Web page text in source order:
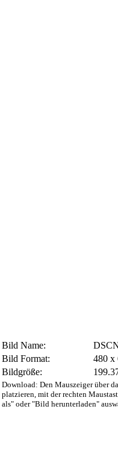
Bild Name:
Bild Format:
480 x
Bildgröße:
Download: Den Mauszeiger über
platzieren, mit der rechten
als" oder "Bild herunterladen"